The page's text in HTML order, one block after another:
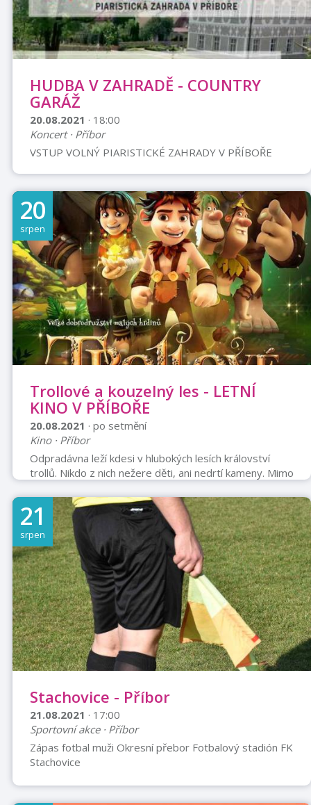
HUDBA V ZAHRADĚ - COUNTRY
GARÁŽ
20.08.2021 · 18:00
Koncert · Příbor
VSTUP VOLNÝ PIARISTICKÉ ZAHRADY V PŘÍBOŘE
20
srpen
Trollové a kouzelný les - LETNÍ
KINO V PŘÍBOŘE
20.08.2021 · po setmění
Kino · Příbor
Odpradávna leží kdesi v hlubokých lesích království
trollů. Nikdo z nich nežere děti, ani nedrtí kameny. Mimo
života a veselí pod vládou krále Gromma. Někdo má
jednu hlavu, někdo dvě a někdo tři hlavy, někdo je
trochu kouzelný a jiný vůbec, z někoho jde trochu
hrůza, když se špatně vyspí, někdo už začíná věkem
kamenět. Kryjí se před sluncem a dobře se baví.
Jednoho dne ovšem oblíbený král kvůli zradě a
nastražené pasti zkamení a na jeho ...
21
srpen
Stachovice - Příbor
21.08.2021 · 17:00
Sportovní akce · Příbor
Zápas fotbal muži Okresní přebor Fotbalový stadión FK
Stachovice